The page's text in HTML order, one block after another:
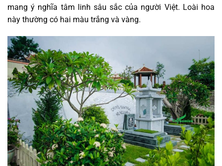
mang ý nghĩa tâm linh sâu sắc của người Việt. Loài hoa
này thường có hai màu trắng và vàng.